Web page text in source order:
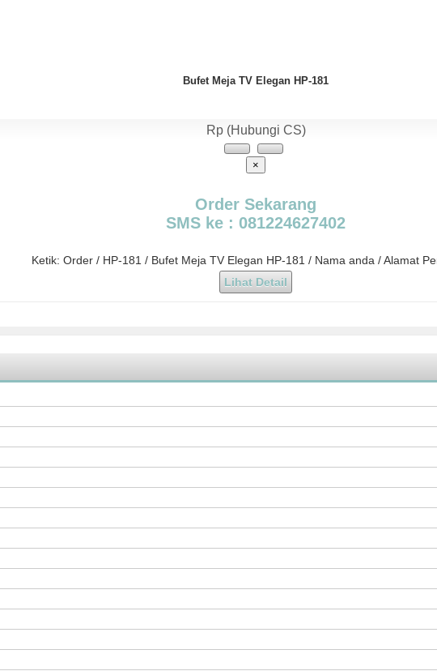
Bufet Meja TV Elegan HP-181
Rp (Hubungi CS)
×
Order Sekarang
SMS ke : 081224627402
Ketik: Order / HP-181 / Bufet Meja TV Elegan HP-181 / Nama anda / Alamat
Lihat Detail